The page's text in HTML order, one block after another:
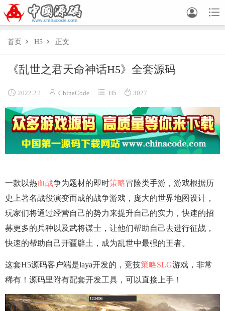


首页  H5  正文
《乱世之君天命神话H5》全套源码
 2022.2.1  ChinaCode  H5  3027
一款以热血战争为题材的即时策略冒险类手游，游戏根据历
史上著名战役演变而成的战争游戏，庞大的世界地图设计，
玩家们将通过经营自己的势力来提升自己的实力，快速的招
募更多的兵种以及武将谋士，让他们帮助自己去进行征战，
快速的帮助自己开疆辟土，成为乱世中最强的王者。
这套H5源码客户端是laya开发的，竞技策略SLG游戏，非常
稀有！源码里附有配套开发工具，可以直接上手！